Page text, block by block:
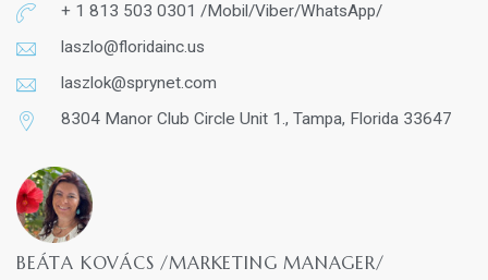
+ 1 813 503 0301 /Mobil/Viber/WhatsApp/
laszlo@floridainc.us
laszlok@sprynet.com
8304 Manor Club Circle Unit 1., Tampa, Florida 33647
BEÁTA KOVÁCS /MARKETING MANAGER/